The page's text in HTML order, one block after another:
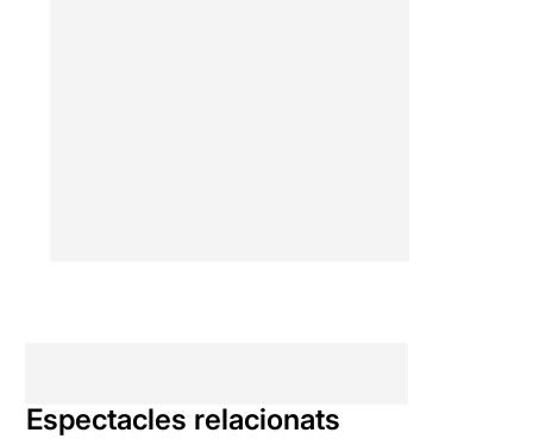
Espectacles relacionats